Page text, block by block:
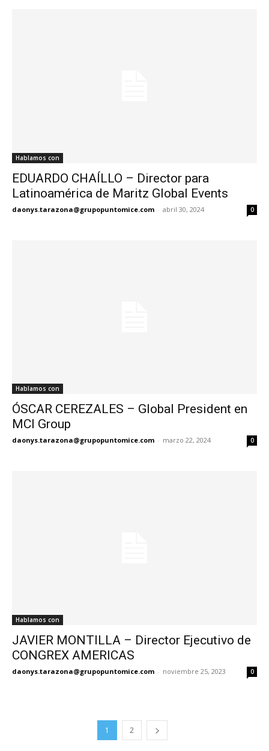
Hablamos con
EDUARDO CHAÍLLO – Director para
Latinoamérica de Maritz Global Events
daonys.tarazona@grupopuntomice.com - abril 30, 2024 0
Hablamos con
ÓSCAR CEREZALES – Global President en
MCI Group
daonys.tarazona@grupopuntomice.com - marzo 22, 2024 0
Hablamos con
JAVIER MONTILLA – Director Ejecutivo de
CONGREX AMERICAS
daonys.tarazona@grupopuntomice.com - noviembre 25, 2023 0
1 2